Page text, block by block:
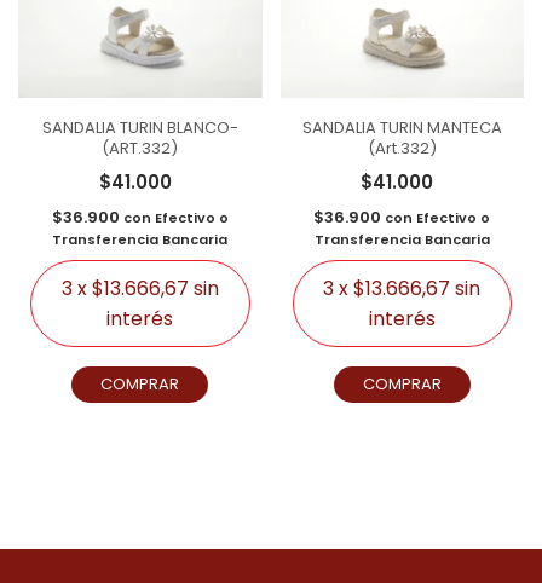
SANDALIA TURIN BLANCO-
(ART.332)
$41.000
$36.900 con Efectivo o
Transferencia Bancaria
3x$13.666,67 sin
interés
COMPRAR
SANDALIA TURIN MANTECA
(Art.332)
$41.000
$36.900 con Efectivo o
Transferencia Bancaria
3x$13.666,67 sin
interés
COMPRAR